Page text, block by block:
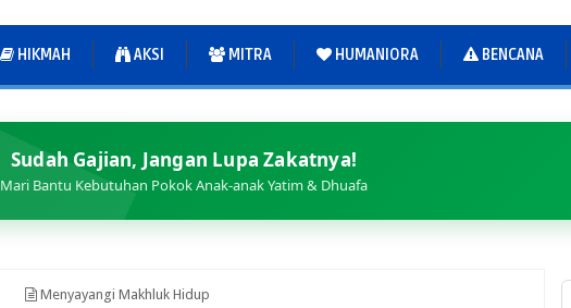
HIKMAH AKSI MITRA HUMANIORA BENCANA
Sudah Gajian, Jangan Lupa Zakatnya!
Mari Bantu Kebutuhan Pokok Anak-anak Yatim & Dhuafa
Menyayangi Makhluk Hidup